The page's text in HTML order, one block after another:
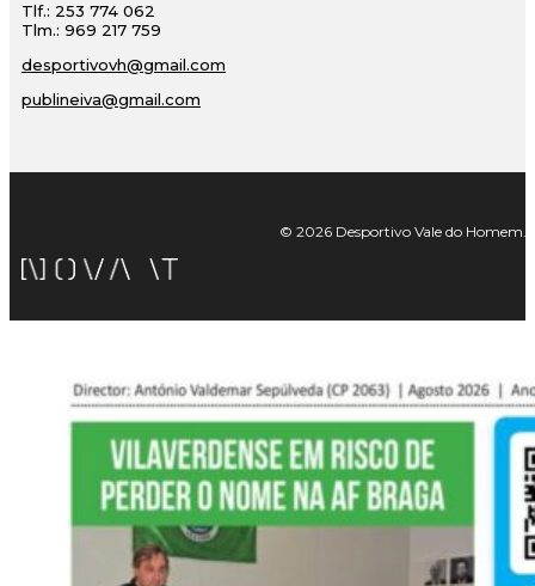
Tlf.: 253 774 062
Tlm.: 969 217 759
desportivovh@gmail.com
publineiva@gmail.com
© 2026 Desportivo Vale do Homem.